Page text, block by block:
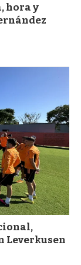
hora y
Leverkusen